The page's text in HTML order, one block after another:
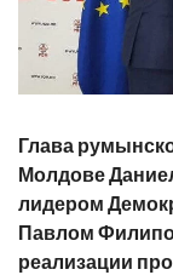
Глава
Молдове
лидером
Павлом
реализации